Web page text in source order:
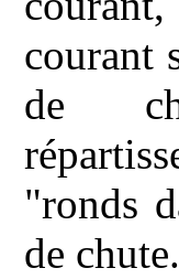
courant
de
"ronds
de chute.